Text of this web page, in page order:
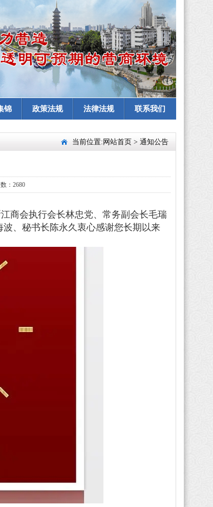
锦 政策法规 法律法规 联系我们
当前位置: 网站首页 > 通知公告
：2680
商会执行会长林忠党、常务副会长毛瑞
、秘书长陈永久衷心感谢您长期以来